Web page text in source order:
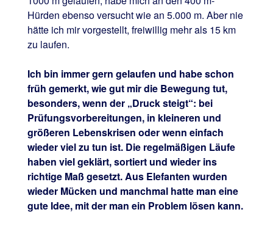
Hürden ebenso versucht wie an 5.000 m. Aber nie
hätte ich mir vorgestellt, freiwillig mehr als 15 km
zu laufen.
Ich bin immer gern gelaufen und habe schon
früh gemerkt, wie gut mir die Bewegung tut,
besonders, wenn der „Druck steigt“: bei
Prüfungsvorbereitungen, in kleineren und
größeren Lebenskrisen oder wenn einfach
wieder viel zu tun ist. Die regelmäßigen Läufe
haben viel geklärt, sortiert und wieder ins
richtige Maß gesetzt. Aus Elefanten wurden
wieder Mücken und manchmal hatte man eine
gute Idee, mit der man ein Problem lösen kann.